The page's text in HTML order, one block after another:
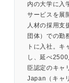
内の大学に入
サービスを展
人材の採用支
団体）での勤
トに入社。キ
し、延べ
臣認定のキャ
Japan（キャ